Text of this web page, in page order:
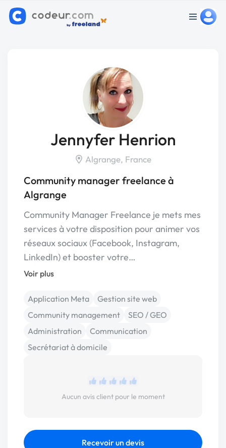
Jennyfer Henrion
Algrange, France
Community manager freelance à
Algrange
Community Manager Freelance je mets mes
services à votre disposition pour animer vos
réseaux sociaux (Facebook, Instagram,
LinkedIn) et booster votre…
Voir plus
Application Meta
Gestion site web
Community management
SEO / GEO
Administration
Communication
Secrétariat à domicile
Aucun avis client pour le moment
Recevoir un devis